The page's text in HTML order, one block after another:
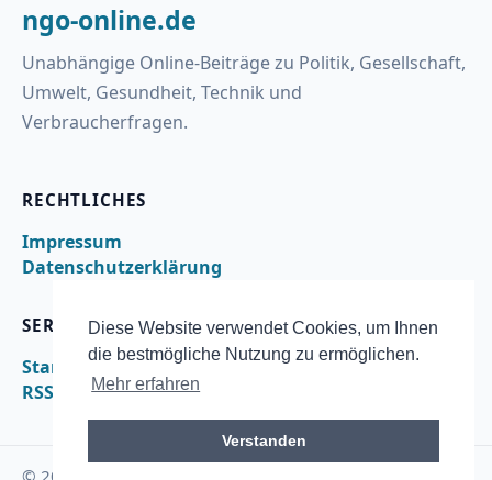
Diese Website verwendet Cookies, um Ihnen
die bestmögliche Nutzung zu ermöglichen.
Mehr erfahren
Verstanden
ngo-online.de
Unabhängige Online-Beiträge zu Politik, Gesellschaft,
Umwelt, Gesundheit, Technik und
Verbraucherfragen.
RECHTLICHES
Impressum
Datenschutzerklärung
SERVICE
Startseite
RSS
© 2026 ngo-online.de